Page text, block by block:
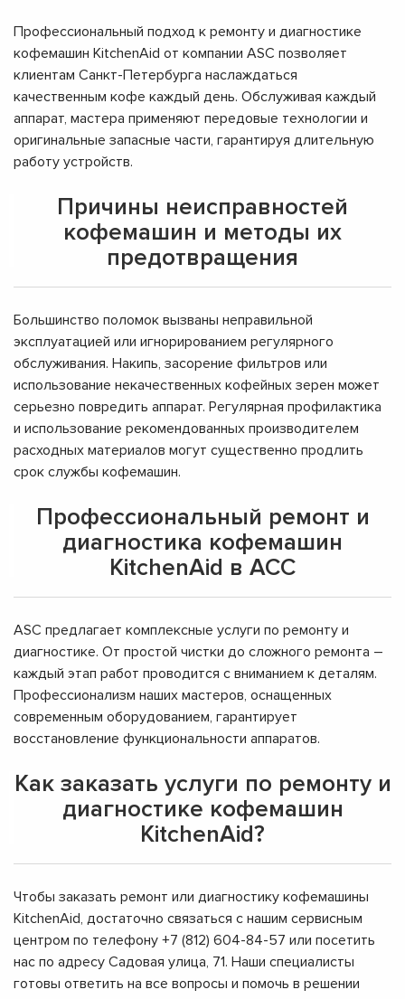
Профессиональный подход к ремонту и диагностике
кофемашин KitchenAid от компании ASC позволяет
клиентам Санкт-Петербурга наслаждаться
качественным кофе каждый день. Обслуживая каждый
аппарат, мастера применяют передовые технологии и
оригинальные запасные части, гарантируя длительную
работу устройств.
Причины неисправностей
кофемашин и методы их
предотвращения
Большинство поломок вызваны неправильной
эксплуатацией или игнорированием регулярного
обслуживания. Накипь, засорение фильтров или
использование некачественных кофейных зерен может
серьезно повредить аппарат. Регулярная профилактика
и использование рекомендованных производителем
расходных материалов могут существенно продлить
срок службы кофемашин.
Профессиональный ремонт и
диагностика кофемашин
KitchenAid в АСС
ASC предлагает комплексные услуги по ремонту и
диагностике. От простой чистки до сложного ремонта –
каждый этап работ проводится с вниманием к деталям.
Профессионализм наших мастеров, оснащенных
современным оборудованием, гарантирует
восстановление функциональности аппаратов.
Как заказать услуги по ремонту и
диагностике кофемашин
KitchenAid?
Чтобы заказать ремонт или диагностику кофемашины
KitchenAid, достаточно связаться с нашим сервисным
центром по телефону +7 (812) 604-84-57 или посетить
нас по адресу Садовая улица, 71. Наши специалисты
готовы ответить на все вопросы и помочь в решении